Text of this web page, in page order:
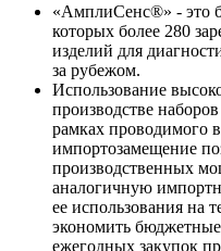
«АмплиСенс®» - это
которых более 280
изделий для
за рубежом.
Использование
производстве
рамках проводимого
импортозамещение
производственных
аналогичную
ее использования на
экономить
ежегодных закупок